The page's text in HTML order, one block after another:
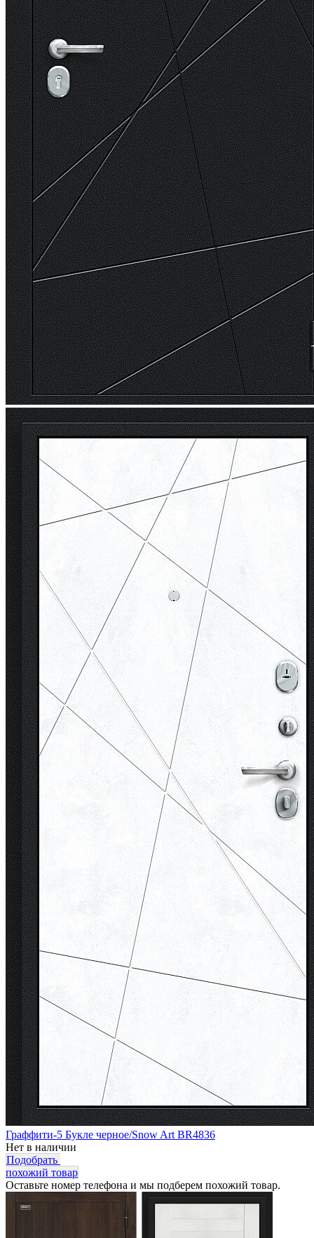
Граффити-5 Букле черное/Snow Art BR4836
Нет в наличии
Подобрать
похожий товар
Оставьте номер телефона и мы подберем похожий товар.